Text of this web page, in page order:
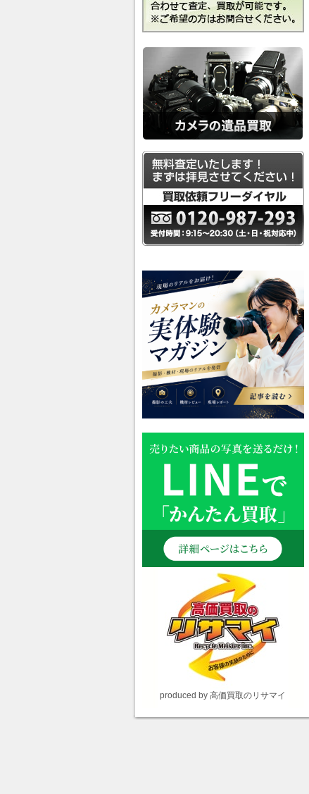
produced by 高価買取のリサマイ